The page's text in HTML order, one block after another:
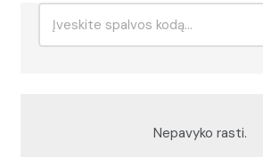
Nepavyko rasti.